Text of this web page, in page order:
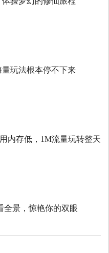
玩法根本停不下来
内存低， 1M流量玩转整天
全景，惊艳你的双眼